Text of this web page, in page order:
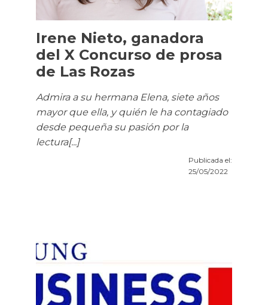
Irene Nieto, ganadora
del X Concurso de prosa
de Las Rozas
Admira a su hermana Elena, siete años
mayor que ella, y quién le ha contagiado
desde pequeña su pasión por la
lectura[...]
Publicada el:
25/05/2022